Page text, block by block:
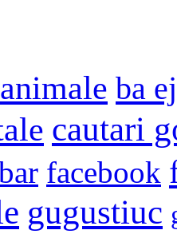
animale ba
cautari
facebook
gugustiuc